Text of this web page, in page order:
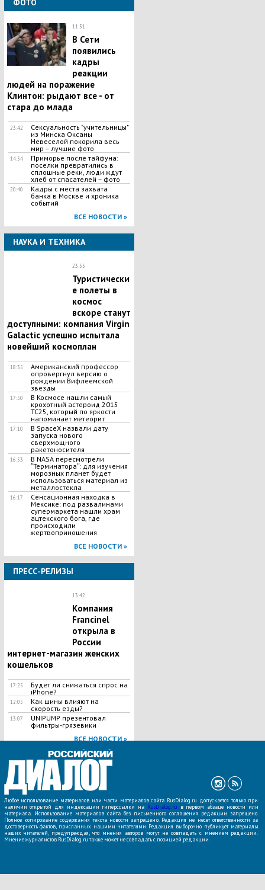
ФОТО
11:51
В Сети
появились
кадры
реакции
людей на поражение
Клинтон: рыдают все - от
стара до млада
23:42
Сексуальность "учительницы"
из Минска Оксаны
Невеселой покорила весь
мир – лучшие фото
14:54
Приморье после тайфуна:
поселки превратились в
сплошные реки, люди ждут
хлеб от спасателей – фото
20:40
Кадры с места захвата
банка в Москве и хроника
событий
ВСЕ НОВОСТИ »
НАУКА И ТЕХНИКА
23:55
Туристически
е полеты в
космос
вскоре станут
доступными: компания Virgin
Galactic успешно испытала
новейший космоплан
18:35
Американский профессор
опровергнул версию о
рождении Вифлеемской
звезды
17:50
В Космосе нашли самый
крохотный астероид 2015
TC25, который по яркости
напоминает метеорит
17:10
В SpaceX назвали дату
запуска нового
сверхмощного
ракетоносителя
16:53
В NASA пересмотрели
ʺТерминатораʺ: для изучения
морозных планет будет
использоваться материал из
металлостекла
16:17
Сенсационная находка в
Мексике: под развалинами
супермаркета нашли храм
ацтекского бога, где
происходили
жертвоприношения
ВСЕ НОВОСТИ »
ПРЕСС-РЕЛИЗЫ
13:42
Компания
Francinel
открыла в
России
интернет-магазин женских
кошельков
17:25
Будет ли снижаться спрос на
iPhone?
12:05
Как шины влияют на
скорость езды?
13:07
UNIPUMP презентовал
фильтры-грязевики
ВСЕ НОВОСТИ »
Любое использование материалов или части материалов сайта RusDialog.ru допускается только при
наличии открытой для индексации гиперссылки на RusDialog.ru в первом абзаце новости или
материала. Использование материалов сайта без письменного соглашения редакции запрещено.
Полное копирование содержания текста новости запрещено. Редакция не несет ответственности за
достоверность фактов, присланных нашими читателями. Редакция выборочно публикует материалы
наших читателей, предупреждая, что мнения авторов могут не совпадать с мнением редакции.
Мнение журналистов RusDialog.ru также может не совпадать с позицией редакции.